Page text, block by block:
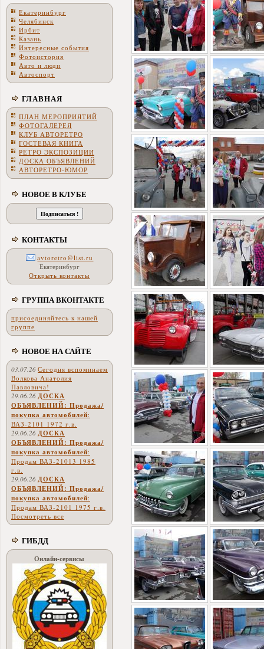
Екатеринбург
Челябинск
Ирбит
Казань
Интересные события
Фотоистория
Авто и люди
Автоспорт
ГЛАВНАЯ
ПЛАН МЕРОПРИЯТИЙ
ФОТОГАЛЕРЕЯ
КЛУБ АВТОРЕТРО
ГОСТЕВАЯ КНИГА
РЕТРО ЭКСПОЗИЦИИ
ДОСКА ОБЪЯВЛЕНИЙ
АВТОРЕТРО-ЮМОР
НОВОЕ В КЛУБЕ
КОНТАКТЫ
avtoretro@list.ru
Екатеринбург
Открыть контакты
ГРУППА ВКОНТАКТЕ
присоединяйтесь к нашей
группе
НОВОЕ НА САЙТЕ
03.07.26 Сегодня вспоминаем
Волкова Анатолия
Павловича!
29.06.26 ДОСКА
ОБЪЯВЛЕНИЙ: Продажа/
покупка автомобилей:
ВАЗ-2101 1972 г.в.
29.06.26 ДОСКА
ОБЪЯВЛЕНИЙ: Продажа/
покупка автомобилей:
Продам ВАЗ-21013 1985
г.в.
29.06.26 ДОСКА
ОБЪЯВЛЕНИЙ: Продажа/
покупка автомобилей:
Продам ВАЗ-2101 1975 г.в.
Посмотреть все
ГИБДД
Онлайн-сервисы